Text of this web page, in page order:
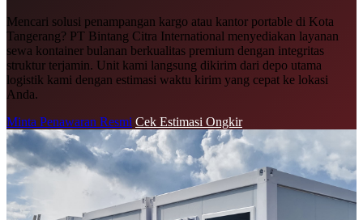
Mencari solusi penampangan kargo atau kantor portable di Kota
Tangerang? PT Bintang Citra International menyediakan layanan
sewa kontainer bulanan berkualitas premium dengan integritas
struktur terjamin. Unit kami langsung dikirim dari depo utama
logistik kami dengan estimasi waktu kirim yang cepat ke lokasi
Anda.
Minta Penawaran Resmi Cek Estimasi Ongkir